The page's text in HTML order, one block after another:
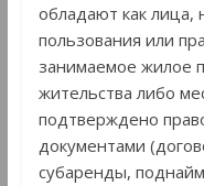
обладают как лица,
пользования или
занимаемое жилое
жительства либо
подтверждено
документами
субаренды,